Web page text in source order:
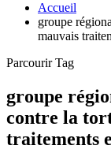
Accueil
groupe
mauvais
Parcourir Tag
groupe
contre la
traitements